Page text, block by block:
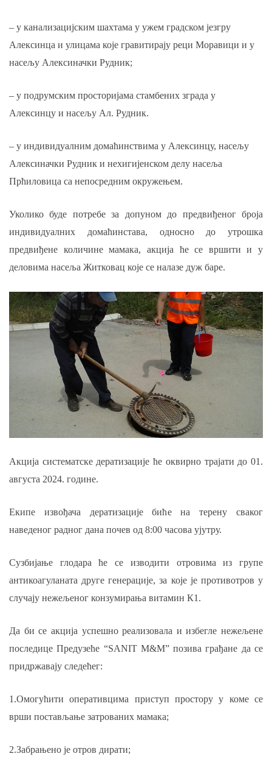
– у канализацијским шахтама у ужем градском језгру
Алексинца и улицама које гравитирају реци Моравици и у
насељу Алексиначки Рудник;
– у подрумским просторијама стамбених зграда у
Алексинцу и насељу Ал. Рудник.
– у индивидуалним домаћинствима у Алексинцу, насељу
Алексиначки Рудник и нехигијенском делу насеља
Прћиловица са непосредним окружењем.
Уколико буде потребе за допуном до предвиђеног броја
индивидуалних домаћинстава, односно до утрошка
предвиђене количине мамака, акција ће се вршити и у
деловима насеља Житковац које се налазе дуж баре.
Акција систематске дератизације ће оквирно трајати до 01.
августа 2024. године.
Екипе извођача дератизације биће на терену сваког
наведеног радног дана почев од 8:00 часова ујутру.
Сузбијање глодара ће се изводити отровима из групе
антикоагуланата друге генерације, за које је противотров у
случају нежељеног конзумирања витамин К1.
Да би се акција успешно реализовала и избегле нежељене
последице Предузеће “SANIT М&М” позива грађане да се
придржавају следећег:
1.Омогућити оперативцима приступ простору у коме се
врши постављање затрованих мамака;
2.Забрањено је отров дирати;